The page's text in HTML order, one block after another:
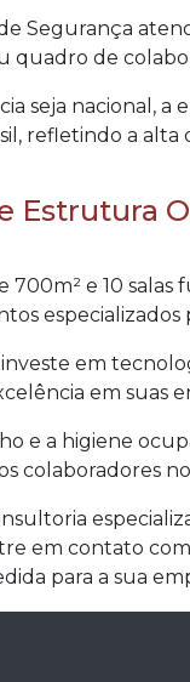
Segurança
quadro de
seja nacional,
refletindo a alta
Estrutura
700m² e 10
especializados
investe em
em suas
e a higiene
colaboradores
em contato
para a sua